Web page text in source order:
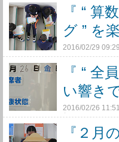
『 “ 算
グ ” を
2016/02/29 09:29
コメント(0)
『 “ 全
い響き
2016/02/26 11:51
年
コメント(0)
『２月